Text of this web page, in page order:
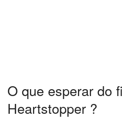
O que esperar do
Heartstopper ?